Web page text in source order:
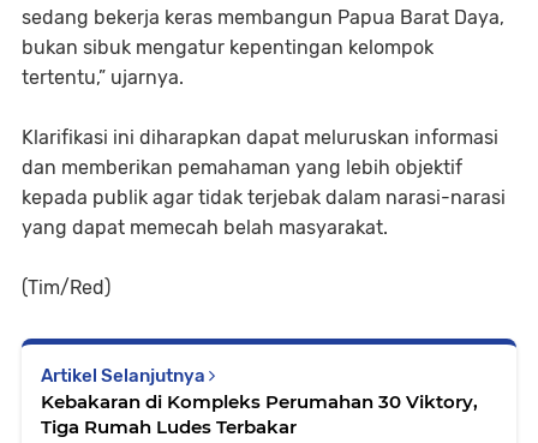
sedang bekerja keras membangun Papua Barat Daya,
bukan sibuk mengatur kepentingan kelompok
tertentu,” ujarnya.
Klarifikasi ini diharapkan dapat meluruskan informasi
dan memberikan pemahaman yang lebih objektif
kepada publik agar tidak terjebak dalam narasi-narasi
yang dapat memecah belah masyarakat.
(Tim/Red)
Artikel Selanjutnya
Kebakaran di Kompleks Perumahan 30 Viktory,
Tiga Rumah Ludes Terbakar